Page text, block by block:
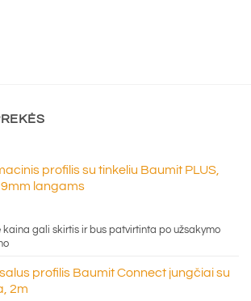
profilis su tinkeliu Baumit PLUS,
langams
kaina gali skirtis ir bus patvirtinta po užsakymo
profilis Baumit Connect jungčiai su
2m